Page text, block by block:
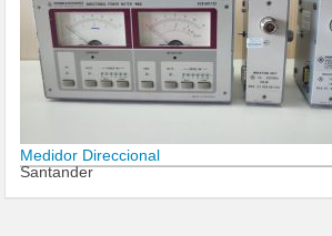
Medidor Direccional
Santander